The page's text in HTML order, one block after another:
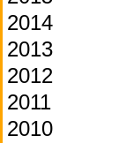
2014
2013
2012
2011
2010